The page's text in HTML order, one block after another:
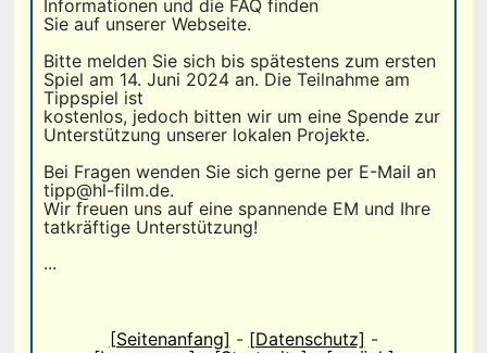
Informationen und die FAQ finden
Sie auf unserer Webseite.
Bitte melden Sie sich bis spätestens zum ersten
Spiel am 14. Juni 2024 an. Die Teilnahme am
Tippspiel ist
kostenlos, jedoch bitten wir um eine Spende zur
Unterstützung unserer lokalen Projekte.
Bei Fragen wenden Sie sich gerne per E-Mail an
tipp@hl-film.de.
Wir freuen uns auf eine spannende EM und Ihre
tatkräftige Unterstützung!
...
[Seitenanfang] - [Datenschutz] -